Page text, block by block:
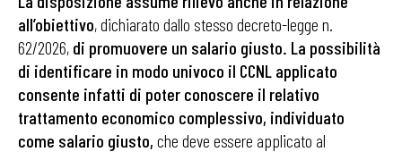
all’obiettivo, dichiarato dallo stesso decreto-legge n.
62/2026, di promuovere un salario giusto. La possibilità
di identificare in modo univoco il CCNL applicato
consente infatti di poter conoscere il relativo
trattamento economico complessivo, individuato
come salario giusto, che deve essere applicato al